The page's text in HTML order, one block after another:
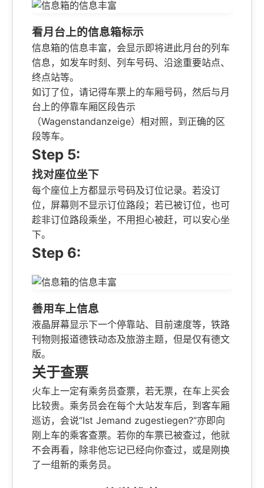
看月台上的信息箱标示
信息箱的信息丰富，会显示即将进此月台的列车
信息，如发车时刻、列车号码、沿途重要站点、
终点站等。
如订了位，请记得车票上的车厢号码，然后与月
台上的停靠车厢区段告示
（Wagenstandanzeige）相对照，到正确的区
段等车。
Step 5:
找对座位坐下
每个座位上方都显示号码及订位记录。若没订
位，屏幕则不显示订位路段；若已被订位，也可
趁非订位路段乘坐，不用担心被赶，可以安心坐
下。
Step 6:
善用车上信息
液晶屏幕显示下一个停靠站、目前速度等，铁路
刊物则报道德铁动态及旅游主题，但是仅有德文
版。
关于查票
火车上一定有乘务员查票，若无票，在车上买会
比较贵。乘务员会在每个大站发车后，到客车厢
巡访，会说“Ist Jemand zugestiegen?”亦即向
刚上车的乘客查票。若你的车票已被查过，他就
不会再看，除非他忘记已经向你查过，或是刚换
了一组新的乘务员。